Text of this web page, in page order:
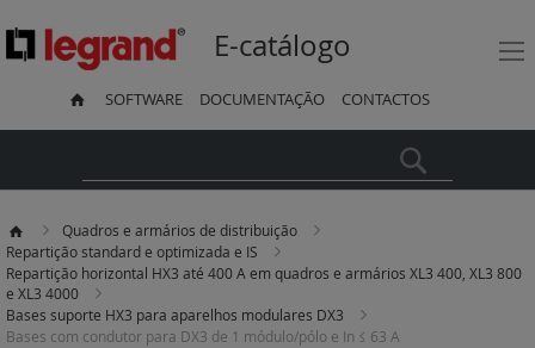
E-catálogo
SOFTWARE DOCUMENTAÇÃO CONTACTOS
Quadros e armários de distribuição
Repartição standard e optimizada e IS
Repartição horizontal HX3 até 400 A em quadros e armários XL3 400, XL3 800
e XL3 4000
Bases suporte HX3 para aparelhos modulares DX3
Bases com condutor para DX3 de 1 módulo/pólo e In ≤ 63 A